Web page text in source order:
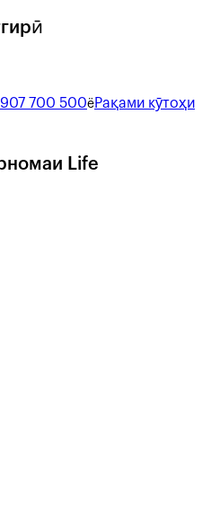
700 500ёРақами кӯтоҳи
Life